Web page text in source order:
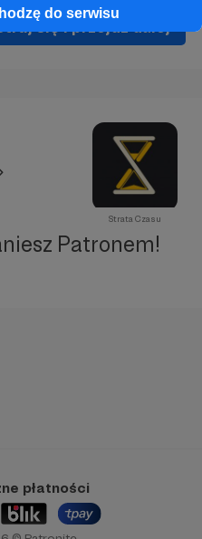
do serwisu
się i przejdź dalej
Strata Czasu
Patronem!
płatności